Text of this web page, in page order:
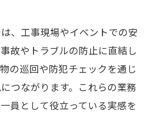
、工事現場やイベントでの安
故やトラブルの防止に直結し
の巡回や防犯チェックを通じ
つながります。これらの業務
員として役立っている実感を